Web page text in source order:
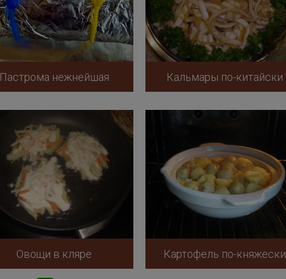
Пастрома нежнейшая Кальмары по-китайски
Овощи в кляре Картофель по-княжески